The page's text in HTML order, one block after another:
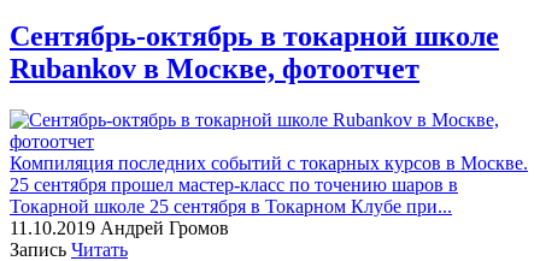
Сентябрь-октябрь в токарной школе
Rubankov в Москве, фотоотчет
Компиляция последних событий с токарных курсов в Москве.
25 сентября прошел мастер-класс по точению шаров в
Токарной школе 25 сентября в Токарном Клубе при...
11.10.2019 Андрей Громов
Запись Читать